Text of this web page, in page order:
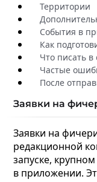
Территории
События в
Как
Что писать
Частые
После
Заявки на
Заявки на
редакционной
запуске,
в приложении.